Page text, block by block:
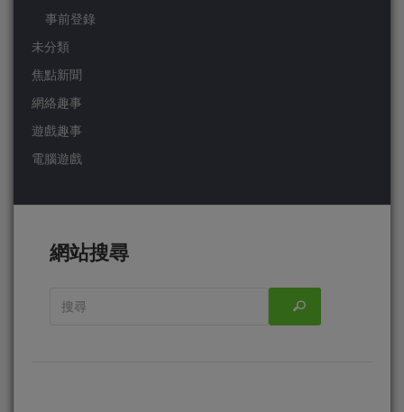
事前登錄
未分類
焦點新聞
網絡趣事
遊戲趣事
電腦遊戲
網站搜尋